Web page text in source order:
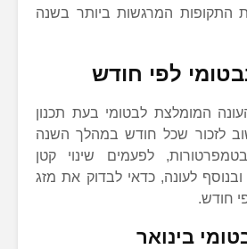
התקופות המרגשות ביותר בשנה
לפי חודש
המומלצת לבטומי בעת תכנון
לזכור שכל חודש במהלך השנה
לפעמים שינוי קטן
לעונה, כדאי לבדוק את מזג
חודש.
בינואר